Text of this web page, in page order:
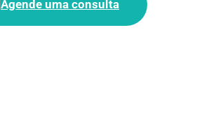
Agende uma consulta